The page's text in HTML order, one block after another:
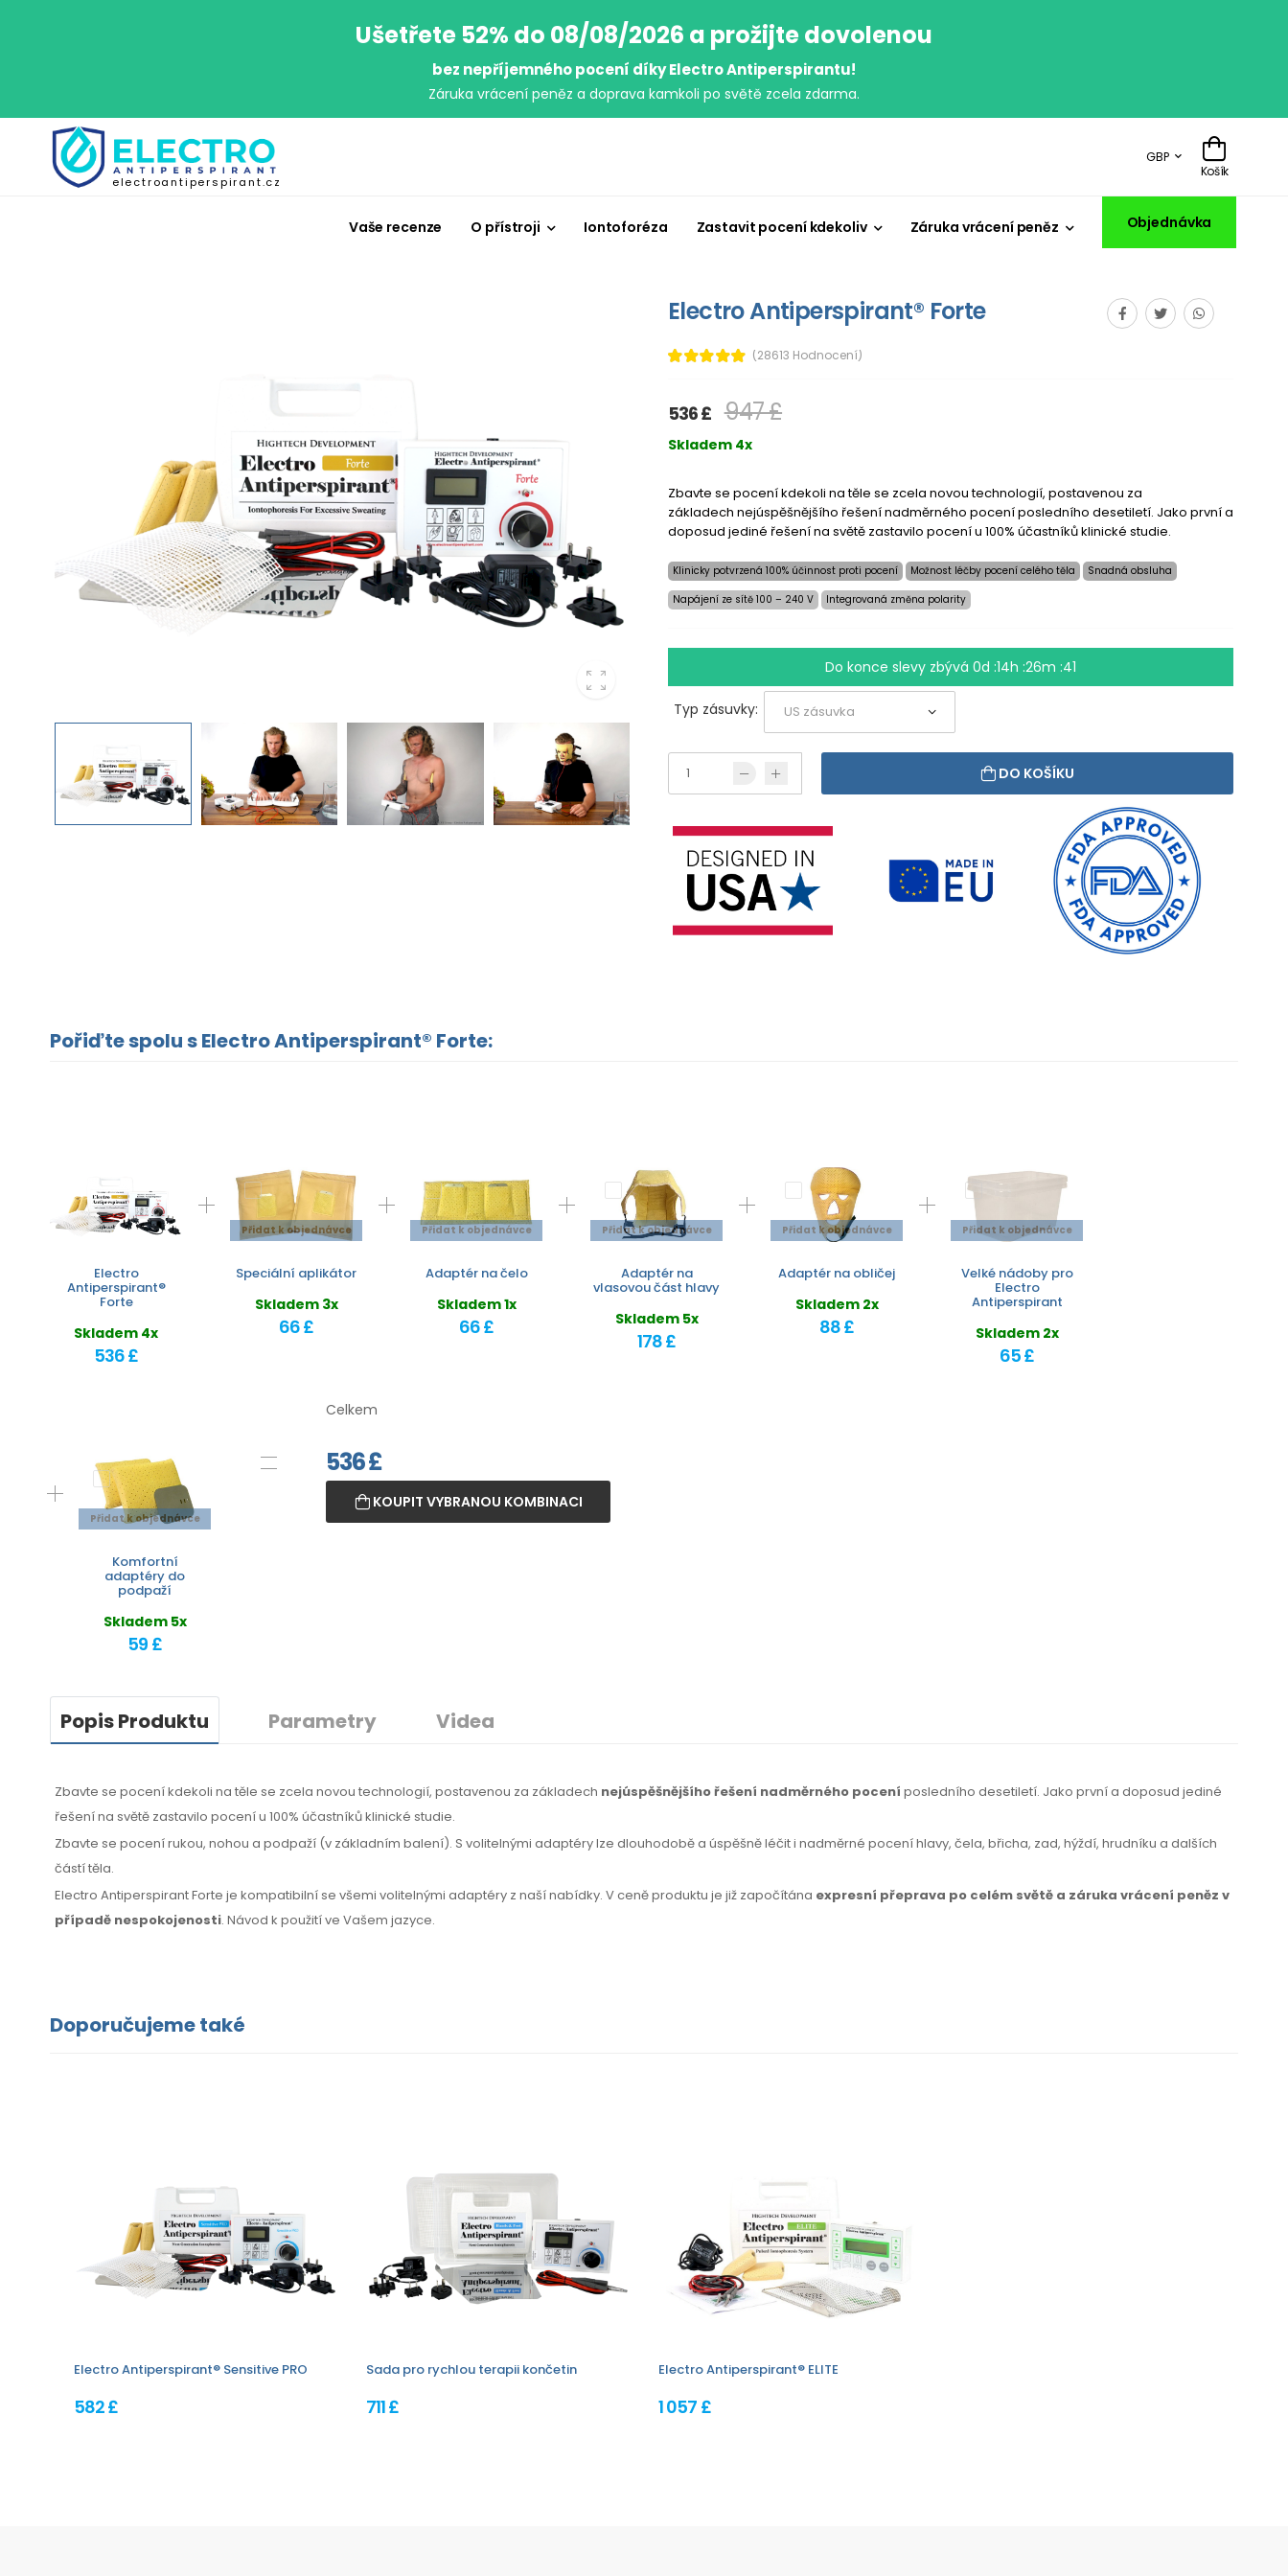
Ušetřete 52% do 08/08/2026 a prožijte dovolenou
bez nepříjemného pocení díky Electro Antiperspirantu!
Záruka vrácení peněz a doprava kamkoli po světě zcela zdarma.
electroantiperspirant.cz
GBP
Košík
Vaše recenze O přístroji Iontoforéza Zastavit pocení kdekoliv Záruka vrácení peněz Objednávka
Electro Antiperspirant® Forte
(28613 Hodnocení)
536 £ 947 £
Skladem 4x
Zbavte se pocení kdekoli na těle se zcela novou technologií, postavenou za
základech nejúspěšnějšího řešení nadměrného pocení posledního desetiletí. Jako první a
doposud jediné řešení na světě zastavilo pocení u 100% účastníků klinické studie.
Klinicky potvrzená 100% účinnost proti pocení Možnost léčby pocení celého těla
Snadná obsluha
Napájení ze sítě 100 – 240 V
Integrovaná změna polarity
Do konce slevy zbývá 0d :14h :26m :40
Typ zásuvky:
DO KOŠÍKU
Pořiďte spolu s Electro Antiperspirant® Forte:
Electro
Antiperspirant®
Forte
Skladem 4x
536 £
Přidat k objednávce
Speciální aplikátor
Skladem 3x
66 £
Přidat k objednávce
Adaptér na čelo
Skladem 1x
66 £
Přidat k objednávce
Adaptér na
vlasovou část hlavy
Skladem 5x
178 £
Přidat k objednávce
Adaptér na obličej
Skladem 2x
88 £
Přidat k objednávce
Velké nádoby pro
Electro
Antiperspirant
Skladem 2x
65 £
Přidat k objednávce
Komfortní
adaptéry do
podpaží
Skladem 5x
59 £
Celkem
536£
KOUPIT VYBRANOU KOMBINACI
Popis Produktu Parametry Videa
Zbavte se pocení kdekoli na těle se zcela novou technologií, postavenou za základech nejúspěšnějšího řešení nadměrného pocení posledního desetiletí. Jako první a doposud jediné
řešení na světě zastavilo pocení u 100% účastníků klinické studie.
Zbavte se pocení rukou, nohou a podpaží (v základním balení). S volitelnými adaptéry lze dlouhodobě a úspěšně léčit i nadměrné pocení hlavy, čela, břicha, zad, hýždí, hrudníku a dalších
částí těla.
Electro Antiperspirant Forte je kompatibilní se všemi volitelnými adaptéry z naší nabídky. V ceně produktu je již započítána expresní přeprava po celém světě a záruka vrácení peněz v
případě nespokojenosti. Návod k použití ve Vašem jazyce.
Doporučujeme také
Electro Antiperspirant® Sensitive PRO
582 £
Sada pro rychlou terapii končetin
711 £
Electro Antiperspirant® ELITE
1 057 £